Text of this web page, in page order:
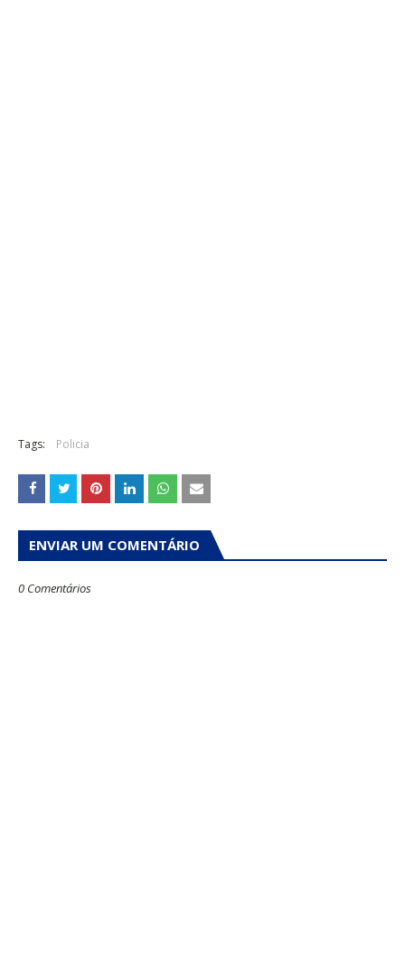
Tags: Policia
ENVIAR UM COMENTÁRIO
0 Comentários